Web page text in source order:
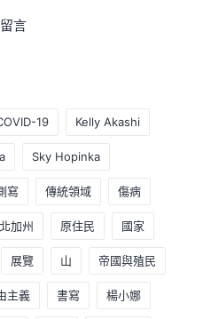
言
19 Kelly Akashi
Sky Hopinka
寫 傳統領域 傷病
北加州 原住民 國家
展覽 山 帝國與殖民
主義 書寫 楊小娜